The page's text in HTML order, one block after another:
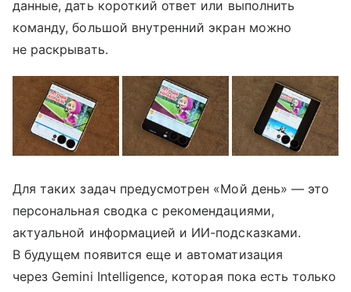
данные, дать короткий ответ или выполнить
команду, большой внутренний экран можно
не раскрывать.
Для таких задач предусмотрен «Мой день» — это
персональная сводка с рекомендациями,
актуальной информацией и ИИ-подсказками.
В будущем появится еще и автоматизация
через Gemini Intelligence, которая пока есть только